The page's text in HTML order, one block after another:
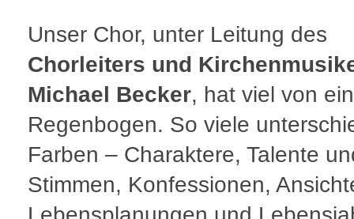
Unser Chor, unter Leitung des
Chorleiters und
Michael Becker, hat viel von
Regenbogen. So viele
Farben – Charaktere, Talente
Stimmen, Konfessionen,